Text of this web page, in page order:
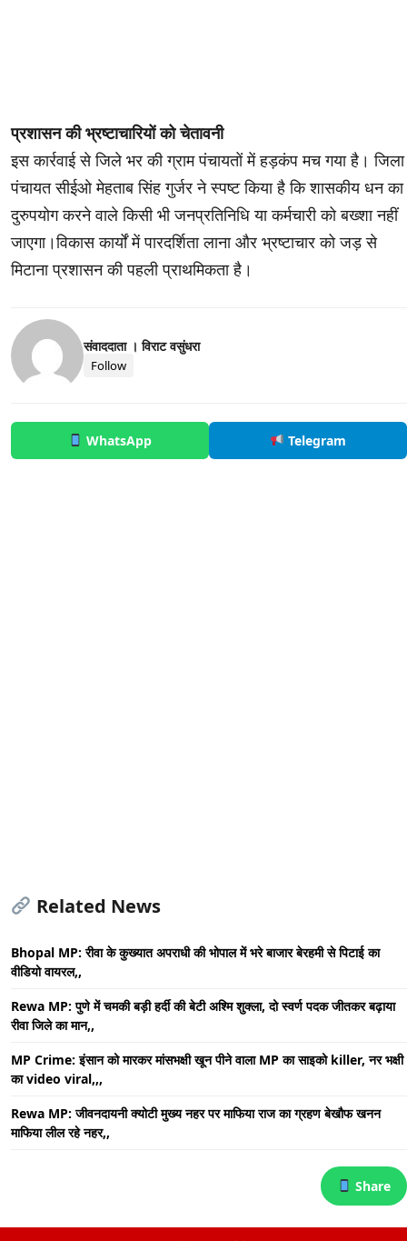
प्रशासन की भ्रष्टाचारियों को चेतावनी
इस कार्रवाई से जिले भर की ग्राम पंचायतों में हड़कंप मच गया है। जिला
पंचायत सीईओ मेहताब सिंह गुर्जर ने स्पष्ट किया है कि शासकीय धन का
दुरुपयोग करने वाले किसी भी जनप्रतिनिधि या कर्मचारी को बख्शा नहीं
जाएगा।विकास कार्यों में पारदर्शिता लाना और भ्रष्टाचार को जड़ से
मिटाना प्रशासन की पहली प्राथमिकता है।
संवाददाता । विराट वसुंधरा
Follow
WhatsApp Telegram
Related News
Bhopal MP: रीवा के कुख्यात अपराधी की भोपाल में भरे बाजार बेरहमी से पिटाई का
वीडियो वायरल,,
Rewa MP: पुणे में चमकी बड़ी हर्दी की बेटी अश्मि शुक्ला, दो स्वर्ण पदक जीतकर बढ़ाया
रीवा जिले का मान,,
MP Crime: इंसान को मारकर मांसभक्षी खून पीने वाला MP का साइको killer, नर भक्षी
का video viral,,,
Rewa MP: जीवनदायनी क्योटी मुख्य नहर पर माफिया राज का ग्रहण बेखौफ खनन
माफिया लील रहे नहर,,
Share